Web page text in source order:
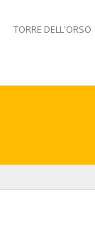
TORRE DELL'ORSO